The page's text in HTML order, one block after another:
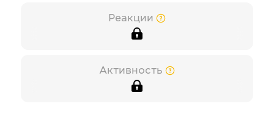
Реакции
Активность